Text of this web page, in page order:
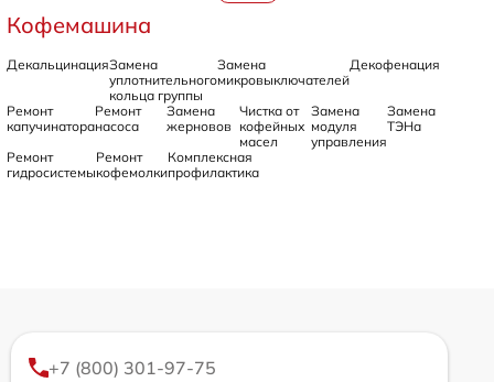
Кофемашина
ДекальцинацияЗамена
уплотнительного
кольца группы
Замена
микровыключателей
Декофенация
Ремонт
капучинатора
Ремонт
насоса
Замена
жерновов
Чистка от
кофейных
масел
Замена
модуля
управления
Замена
ТЭНа
Ремонт
гидросистемы
Ремонт
кофемолки
Комплексная
профилактика
+7 (800) 301-97-75